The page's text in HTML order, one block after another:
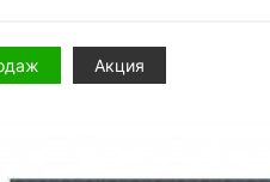
Акция